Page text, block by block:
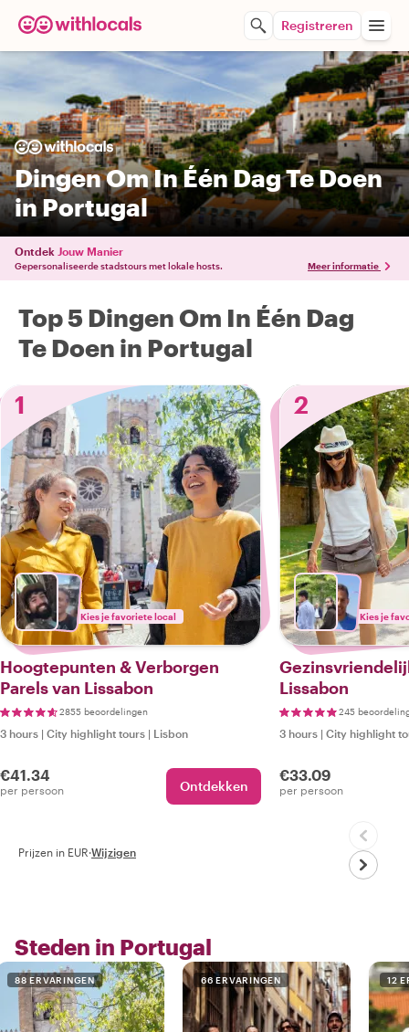
Registreren
Dingen Om In Één Dag Te Doen
in Portugal
Ontdek Jouw Manier
Gepersonaliseerde stadstours met lokale hosts. Meer informatie
Top 5 Dingen Om In Één Dag
Te Doen in Portugal
1
Kies je favoriete local
Hoogtepunten & Verborgen
Parels van Lissabon
2855 beoordelingen
3 hours | City highlight tours | Lisbon
€41.34
per persoon Ontdekken
2
Kies je
Lissabon
245
3 hours | City highlight
€33.09
per persoon
Prijzen in EUR·Wijzigen
Steden in Portugal
88 ERVARINGEN 66 ERVARINGEN 12